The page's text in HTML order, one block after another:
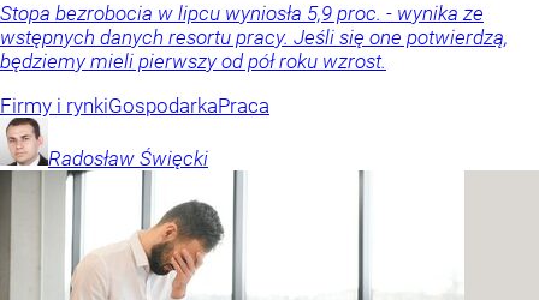
Stopa bezrobocia w lipcu wyniosła 5,9 proc. - wynika ze
wstępnych danych resortu pracy. Jeśli się one potwierdzą,
będziemy mieli pierwszy od pół roku wzrost.
Firmy i rynkiGospodarkaPraca
Radosław Święcki